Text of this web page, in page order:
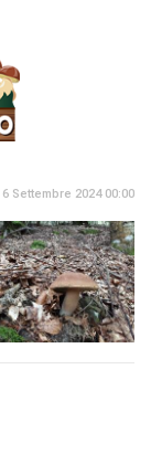
6 Settembre 2024 00:00